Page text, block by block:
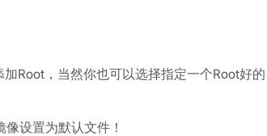
Root，当然你也可以选择指定一个Root好的
设置为默认文件！